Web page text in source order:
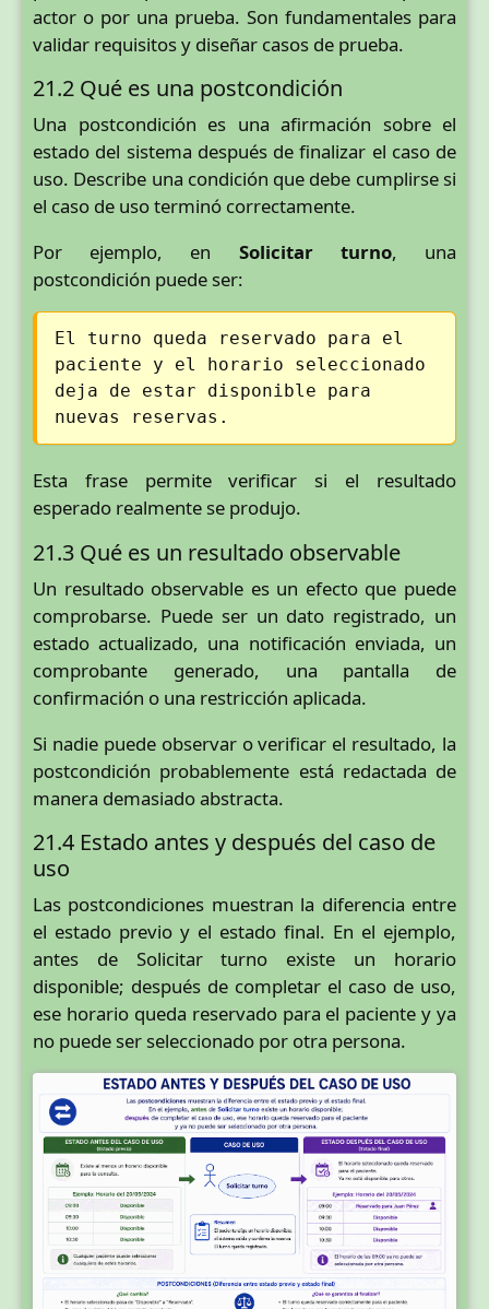
actor o por una prueba. Son fundamentales para
validar requisitos y diseñar casos de prueba.
21.2 Qué es una postcondición
Una postcondición es una afirmación sobre el
estado del sistema después de finalizar el caso de
uso. Describe una condición que debe cumplirse si
el caso de uso terminó correctamente.
Por ejemplo, en Solicitar turno, una
postcondición puede ser:
El turno queda reservado para el
paciente y el horario seleccionado
deja de estar disponible para
nuevas reservas.
Esta frase permite verificar si el resultado
esperado realmente se produjo.
21.3 Qué es un resultado observable
Un resultado observable es un efecto que puede
comprobarse. Puede ser un dato registrado, un
estado actualizado, una notificación enviada, un
comprobante generado, una pantalla de
confirmación o una restricción aplicada.
Si nadie puede observar o verificar el resultado, la
postcondición probablemente está redactada de
manera demasiado abstracta.
21.4 Estado antes y después del caso de
uso
Las postcondiciones muestran la diferencia entre
el estado previo y el estado final. En el ejemplo,
antes de Solicitar turno existe un horario
disponible; después de completar el caso de uso,
ese horario queda reservado para el paciente y ya
no puede ser seleccionado por otra persona.